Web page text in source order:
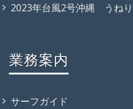
2023年台風2号沖縄 うね
業務案内
サーフガイド